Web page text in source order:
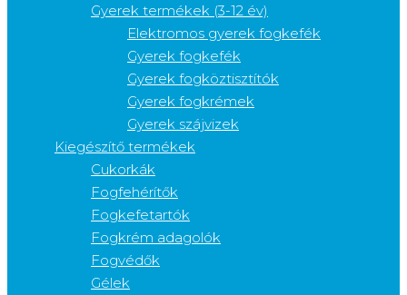
Gyerek termékek (3-12 év)
Elektromos gyerek fogkefék
Gyerek fogkefék
Gyerek fogköztisztítók
Gyerek fogkrémek
Gyerek szájvizek
Kiegészítő termékek
Cukorkák
Fogfehérítők
Fogkefetartók
Fogkrém adagolók
Fogvédők
Gélek